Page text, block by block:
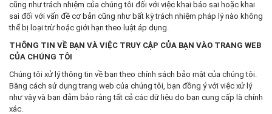
cũng như trách nhiệm của chúng tôi đối với việc khai báo sai hoặc khai
sai đối với vấn đề cơ bản cũng như bất kỳ trách nhiệm pháp lý nào không
thể bị loại trừ hoặc giới hạn theo luật áp dụng.
THÔNG TIN VỀ BẠN VÀ VIỆC TRUY CẬP CỦA BẠN VÀO TRANG WEB
CỦA CHÚNG TÔI
Chúng tôi xử lý thông tin về bạn theo chính sách bảo mật của chúng tôi.
Bằng cách sử dụng trang web của chúng tôi, bạn đồng ý với việc xử lý
như vậy và bạn đảm bảo rằng tất cả các dữ liệu do bạn cung cấp là chính
xác.